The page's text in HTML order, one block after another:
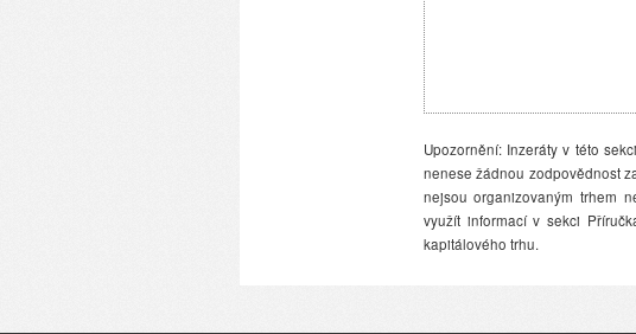
Upozornění: Inzeráty v této
nenese žádnou zodpovědnost
nejsou organizovaným trhem
využít informací v sekci
kapitálového trhu.